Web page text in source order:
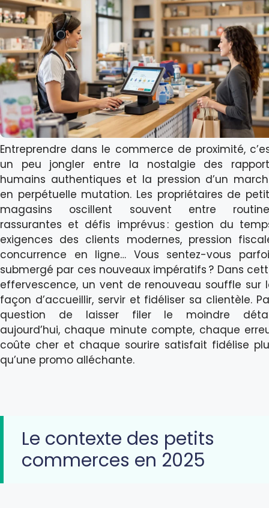
Entreprendre dans le commerce de proximité,
un peu jongler entre la nostalgie des
humains authentiques et la pression d’un
en perpétuelle mutation. Les propriétaires de
magasins oscillent souvent entre
rassurantes et défis imprévus : gestion du
exigences des clients modernes, pression
concurrence en ligne… Vous sentez-vous
submergé par ces nouveaux impératifs ? Dans
effervescence, un vent de renouveau souffle sur
façon d’accueillir, servir et fidéliser sa clientèle.
question de laisser filer le moindre
aujourd’hui, chaque minute compte, chaque
coûte cher et chaque sourire satisfait fidélise
qu’une promo alléchante.
Le contexte des petits
commerces en 2025